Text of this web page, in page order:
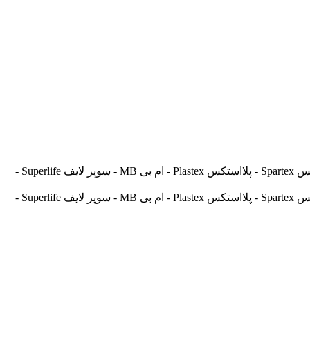
آسیالنت Asilent - جهانلنت Jahanlent - ایرانلنت Iranlent - پارس Pars - برنتا Brenta - آریتما Aritma - آفورتیس Afortis - فریکسا Frixa - اسپارتکس Spartex - پلااستکس Plastex - ام بی MB - سوپر لایف Superlife -
آسیالنت Asilent - جهانلنت Jahanlent - ایرانلنت Iranlent - پارس Pars - برنتا Brenta - آریتما Aritma - آفورتیس Afortis - فریکسا Frixa - اسپارتکس Spartex - پلااستکس Plastex - ام بی MB - سوپر لایف Superlife -